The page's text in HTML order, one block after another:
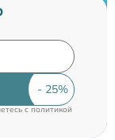
cполитикой